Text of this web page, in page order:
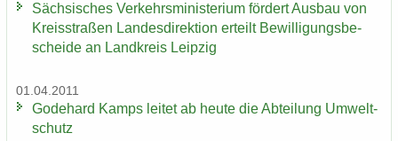
Säch­si­sches Ver­kehrs­mi­nis­te­ri­um för­dert Aus­bau von
Kreis­stra­ßen Lan­des­di­rek­ti­on er­teilt Be­wil­li­gungs­be­
schei­de an Land­kreis Leip­zig
01.04.2011
Go­de­hard Kamps lei­tet ab heute die Ab­tei­lung Um­welt­
schutz